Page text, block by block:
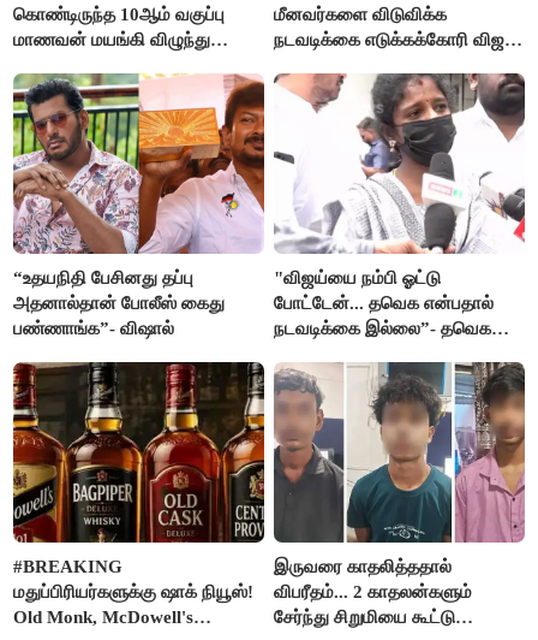
கொண்டிருந்த 10ஆம் வகுப்பு
மாணவன் மயங்கி விழுந்து
மீனவர்களை விடுவிக்க
நடவடிக்கை எடுக்கக்கோரி விஜய்
“உதயநிதி பேசினது தப்பு
அதனால்தான் போலீஸ் கைது
பண்ணாங்க”- விஷால்
"விஜய்யை நம்பி ஓட்டு
போட்டேன்... தவெக என்பதால்
நடவடிக்கை இல்லை”- தவெக
கதறல்
#BREAKING
மதுப்பிரியர்களுக்கு ஷாக் நியூஸ்!
Old Monk, McDowell's
இருவரை காதலித்ததால்
விபரீதம்... 2 காதலன்களும்
சேர்ந்து சிறுமியை கூட்டு